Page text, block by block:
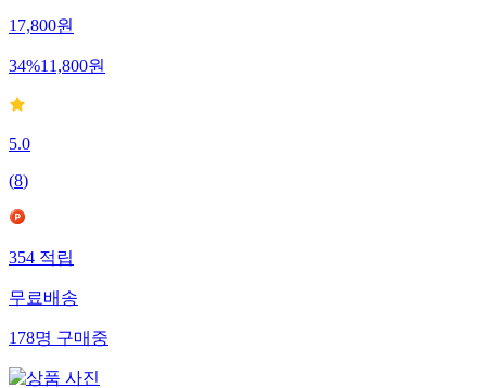
17,800원
34%11,800원
5.0
(8)
354 적립
무료배송
178명 구매중